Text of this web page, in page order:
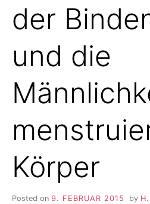
der
und die
Körper
Posted on 9. FEBRUAR 2015 by